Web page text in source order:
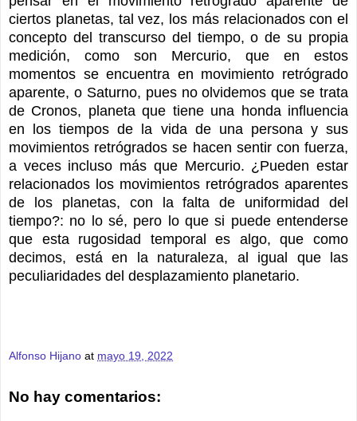
ciertos planetas, tal vez, los más relacionados con el
concepto del transcurso del tiempo, o de su propia
medición, como son Mercurio, que en estos
momentos se encuentra en movimiento retrógrado
aparente, o Saturno, pues no olvidemos que se trata
de Cronos, planeta que tiene una honda influencia
en los tiempos de la vida de una persona y sus
movimientos retrógrados se hacen sentir con fuerza,
a veces incluso más que Mercurio. ¿Pueden estar
relacionados los movimientos retrógrados aparentes
de los planetas, con la falta de uniformidad del
tiempo?: no lo sé, pero lo que si puede entenderse
que esta rugosidad temporal es algo, que como
decimos, está en la naturaleza, al igual que las
peculiaridades del desplazamiento planetario.
Alfonso Hijano at mayo 19, 2022
No hay comentarios: